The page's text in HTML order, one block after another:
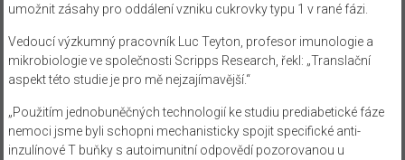
umožnit zásahy pro oddálení vzniku cukrovky typu 1 v rané fázi.
Vedoucí výzkumný pracovník Luc Teyton, profesor imunologie a
mikrobiologie ve společnosti Scripps Research, řekl: „Translační
aspekt této studie je pro mě nejzajímavější.“
„Použitím jednobuněčných technologií ke studiu prediabetické fáze
nemoci jsme byli schopni mechanisticky spojit specifické anti-
inzulínové T buňky s autoimunitní odpovědí pozorovanou u